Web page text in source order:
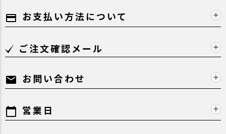
payment お支払い方法について
ご注文確認メール
mail お問い合わせ
calendar_today 営業日